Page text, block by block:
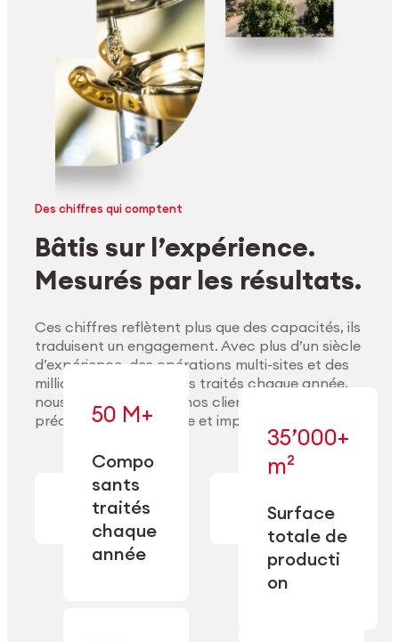
Explorer les matériaux
Des chiffres qui comptent
Bâtis sur l’expérience.
Mesurés par les résultats.
Ces chiffres reflètent plus que des capacités, ils
traduisent un engagement. Avec plus d’un siècle
d’expérience, des opérations multi-sites et des
millions de composants traités chaque année,
nous accompagnons nos clients pour délivrer
précision, performance et impact durable.
50 M+
Compo
sants
traités
chaque
année
— en usinage,
nettoyage et
conditionnement.
35’000+
m²
Surface
totale de
producti
on
— conçue pour
précision et la
flexibilité
opérationnelle.